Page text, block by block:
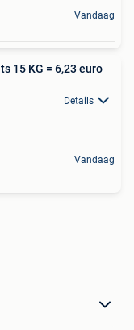
Vandaag
15 KG = 6,23 euro
Details
Vandaag